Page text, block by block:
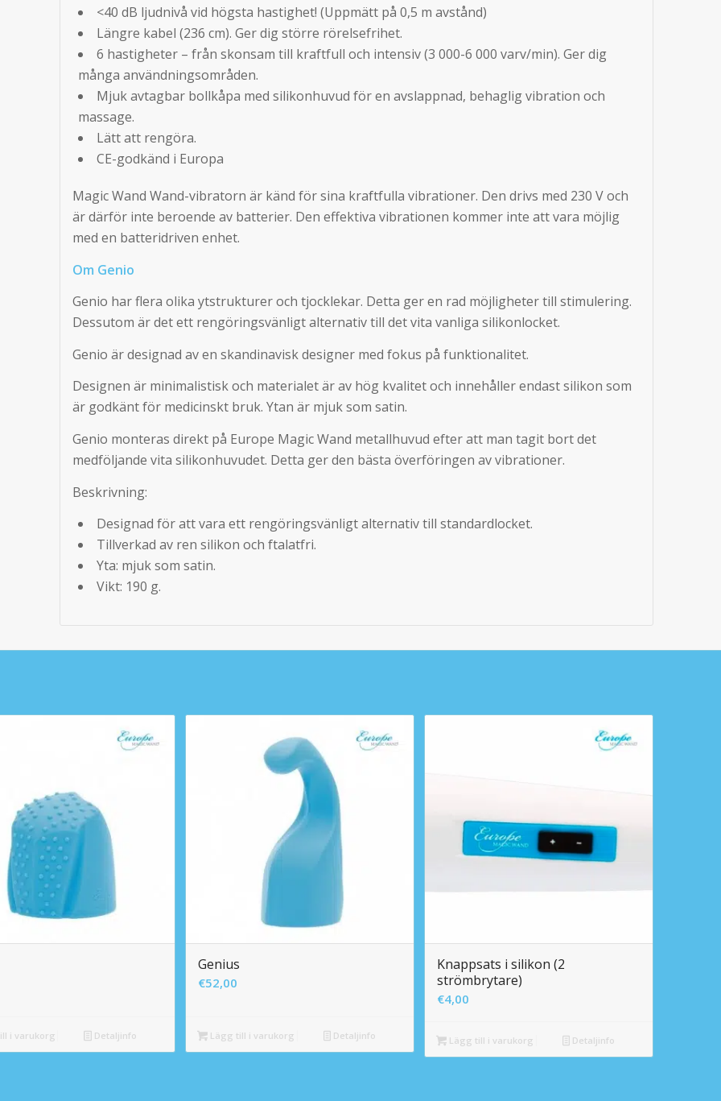
<40 dB ljudnivå vid högsta hastighet! (Uppmätt på 0,5 m avstånd)
Längre kabel (236 cm). Ger dig större rörelsefrihet.
6 hastigheter – från skonsam till kraftfull och intensiv (3 000-6 000 varv/min). Ger dig
många användningsområden.
Mjuk avtagbar bollkåpa med silikonhuvud för en avslappnad, behaglig vibration och
massage.
Lätt att rengöra.
CE-godkänd i Europa
Magic Wand Wand-vibratorn är känd för sina kraftfulla vibrationer. Den drivs med 230 V och
är därför inte beroende av batterier. Den effektiva vibrationen kommer inte att vara möjlig
med en batteridriven enhet.
Om Genio
Genio har flera olika ytstrukturer och tjocklekar. Detta ger en rad möjligheter till stimulering.
Dessutom är det ett rengöringsvänligt alternativ till det vita vanliga silikonlocket.
Genio är designad av en skandinavisk designer med fokus på funktionalitet.
Designen är minimalistisk och materialet är av hög kvalitet och innehåller endast silikon som
är godkänt för medicinskt bruk. Ytan är mjuk som satin.
Genio monteras direkt på Europe Magic Wand metallhuvud efter att man tagit bort det
medföljande vita silikonhuvudet. Detta ger den bästa överföringen av vibrationer.
Beskrivning:
Designad för att vara ett rengöringsvänligt alternativ till standardlocket.
Tillverkad av ren silikon och ftalatfri.
Yta: mjuk som satin.
Vikt: 190 g.
i varukorg Detaljinfo
Genius
€52,00
Lägg till i varukorg Detaljinfo
Knappsats i silikon (2
strömbrytare)
€4,00
Lägg till i varukorg Detaljinfo